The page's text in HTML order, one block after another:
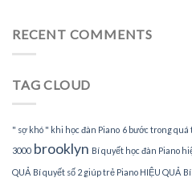
RECENT COMMENTS
TAG CLOUD
" sợ khó " khi học đàn Piano 6 bước trong
3000 brooklyn Bí quyết học đàn Piano
QUẢ Bí quyết số 2 giúp trẻ Piano HIỆU QUẢ